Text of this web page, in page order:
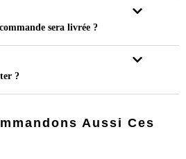
sera livrée ?
?
Aussi Ces